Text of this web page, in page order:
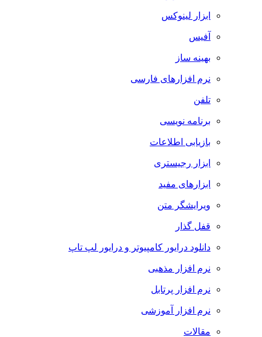
ابزار لینوکس
آفیس
بهینه ساز
نرم افزارهای فارسی
تلفن
برنامه نویسی
بازیابی اطلاعات
ابزار رجیستری
ابزارهای مفید
ویرایشگر متن
قفل گذار
دانلود درایور کامپیوتر و درایور لپ تاپ
نرم افزار مذهبی
نرم افزار پرتابل
نرم افزار آموزشی
مقالات